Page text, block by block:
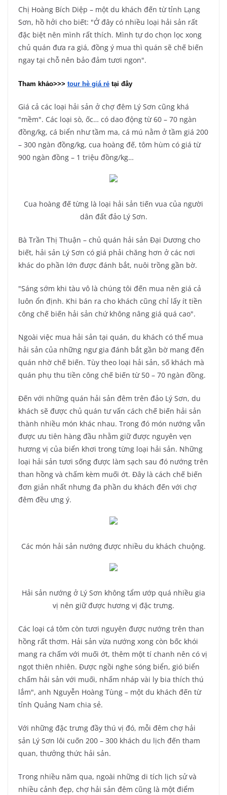
Chị Hoàng Bích Diệp – một du khách đến từ tỉnh Lạng
Sơn, hồ hởi cho biết: "Ở đây có nhiều loại hải sản rất
đặc biệt nên mình rất thích. Mình tự do chọn lọc xong
chủ quán đưa ra giá, đồng ý mua thì quán sẽ chế biến
ngay tại chỗ nên bảo đảm tươi ngon".
Tham khảo>>> tour hè giá rẻ tại đây
Giá cả các loại hải sản ở chợ đêm Lý Sơn cũng khá
"mềm". Các loại sò, ốc… có dao động từ 60 – 70 ngàn
đồng/kg, cá biển như tầm ma, cá mú nằm ở tầm giá 200
– 300 ngàn đồng/kg, cua hoàng đế, tôm hùm có giá từ
900 ngàn đồng – 1 triệu đồng/kg…
Cua hoàng đế từng là loại hải sản tiến vua của người
dân đất đảo Lý Sơn.
Bà Trần Thị Thuận – chủ quán hải sản Đại Dương cho
biết, hải sản Lý Sơn có giá phải chăng hơn ở các nơi
khác do phần lớn được đánh bắt, nuôi trồng gần bờ.
"Sáng sớm khi tàu vô là chúng tôi đến mua nên giá cả
luôn ổn định. Khi bán ra cho khách cũng chỉ lấy ít tiền
công chế biến hải sản chứ không nâng giá quá cao".
Ngoài việc mua hải sản tại quán, du khách có thể mua
hải sản của những ngư gia đánh bắt gần bờ mang đến
quán nhờ chế biến. Tùy theo loại hải sản, số khách mà
quán phụ thu tiền công chế biến từ 50 – 70 ngàn đồng.
Đến với những quán hải sản đêm trên đảo Lý Sơn, du
khách sẽ được chủ quán tư vấn cách chế biến hải sản
thành nhiều món khác nhau. Trong đó món nướng vẫn
được ưu tiên hàng đầu nhằm giữ được nguyên vẹn
hương vị của biển khơi trong từng loại hải sản. Những
loại hải sản tươi sống được làm sạch sau đó nướng trên
than hồng và chấm kèm muối ớt. Đây là cách chế biến
đơn giản nhất nhưng đa phần du khách đến với chợ
đêm đều ưng ý.
Các món hải sản nướng được nhiều du khách chuộng.
Hải sản nướng ở Lý Sơn không tẩm ướp quá nhiều gia
vị nên giữ được hương vị đặc trưng.
Các loại cá tôm còn tươi nguyên được nướng trên than
hồng rất thơm. Hải sản vừa nướng xong còn bốc khói
mang ra chấm với muối ớt, thêm một tí chanh nên có vị
ngọt thiên nhiên. Được ngồi nghe sóng biển, gió biển
chấm hải sản với muối, nhấm nháp vài ly bia thích thú
lắm", anh Nguyễn Hoàng Tùng – một du khách đến từ
tỉnh Quảng Nam chia sẻ.
Với những đặc trưng đầy thú vị đó, mỗi đêm chợ hải
sản Lý Sơn lôi cuốn 200 – 300 khách du lịch đến tham
quan, thưởng thức hải sản.
Trong nhiều năm qua, ngoài những di tích lịch sử và
nhiều cảnh đẹp, chợ hải sản đêm cũng là một điểm